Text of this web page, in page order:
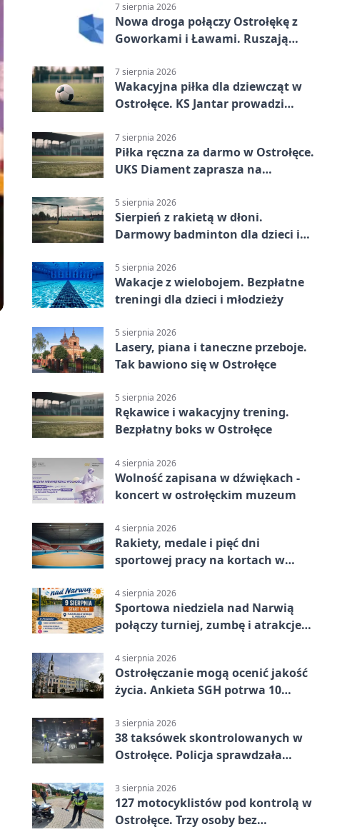
7 sierpnia 2026
Nowa droga połączy Ostrołękę z
Goworkami i Ławami. Ruszają
7 sierpnia 2026
Wakacyjna piłka dla dziewcząt w
Ostrołęce. KS Jantar prowadzi
7 sierpnia 2026
Piłka ręczna za darmo w Ostrołęce.
UKS Diament zaprasza na
5 sierpnia 2026
Sierpień z rakietą w dłoni.
Darmowy badminton dla dzieci i
5 sierpnia 2026
Wakacje z wielobojem. Bezpłatne
treningi dla dzieci i młodzieży
5 sierpnia 2026
Lasery, piana i taneczne przeboje.
Tak bawiono się w Ostrołęce
5 sierpnia 2026
Rękawice i wakacyjny trening.
Bezpłatny boks w Ostrołęce
4 sierpnia 2026
Wolność zapisana w dźwiękach -
koncert w ostrołęckim muzeum
4 sierpnia 2026
Rakiety, medale i pięć dni
sportowej pracy na kortach w
4 sierpnia 2026
Sportowa niedziela nad Narwią
połączy turniej, zumbę i atrakcje
4 sierpnia 2026
Ostrołęczanie mogą ocenić jakość
życia. Ankieta SGH potrwa 10
3 sierpnia 2026
38 taksówek skontrolowanych w
Ostrołęce. Policja sprawdzała
3 sierpnia 2026
127 motocyklistów pod kontrolą w
Ostrołęce. Trzy osoby bez